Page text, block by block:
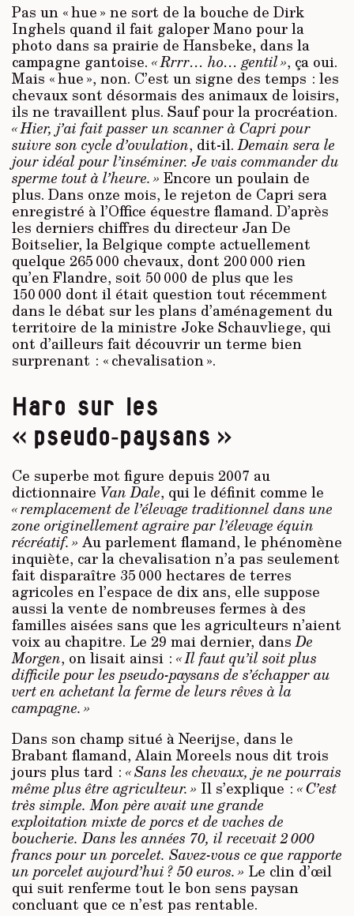
Pas un « hue » ne sort de la bouche de Dirk
Inghels quand il fait galoper Mano pour la
photo dans sa prairie de Hansbeke, dans la
campagne gantoise. « Rrrr… ho… gentil », ça oui.
Mais « hue », non. C’est un signe des temps : les
chevaux sont désormais des animaux de loisirs,
ils ne travaillent plus. Sauf pour la procréation.
« Hier, j’ai fait passer un scanner à Capri pour
suivre son cycle d’ovulation, dit-il.Demain sera le
jour idéal pour l’inséminer. Je vais commander du
sperme tout à l’heure. » Encore un poulain de
plus. Dans onze mois, le rejeton de Capri sera
enregistré à l’Office équestre flamand. D’après
les derniers chiffres du directeur Jan De
Boitselier, la Belgique compte actuellement
quelque 265 000 chevaux, dont 200 000 rien
qu’en Flandre, soit 50 000 de plus que les
150 000 dont il était question tout récemment
dans le débat sur les plans d’aménagement du
territoire de la ministre Joke Schauvliege, qui
ont d’ailleurs fait découvrir un terme bien
surprenant : « chevalisation ».
Haro sur les
« pseudo‑paysans »
Ce superbe mot figure depuis 2007 au
dictionnaire Van Dale, qui le définit comme le
« remplacement de l’élevage traditionnel dans une
zone originellement agraire par l’élevage équin
récréatif. » Au parlement flamand, le phénomène
inquiète, car la chevalisation n’a pas seulement
fait disparaître 35 000 hectares de terres
agricoles en l’espace de dix ans, elle suppose
aussi la vente de nombreuses fermes à des
familles aisées sans que les agriculteurs n’aient
voix au chapitre. Le 29 mai dernier, dansDe
Morgen, on lisait ainsi : « Il faut qu’il soit plus
difficile pour les pseudo-paysans de s’échapper au
vert en achetant la ferme de leurs rêves à la
campagne. »
Dans son champ situé à Neerijse, dans le
Brabant flamand, Alain Moreels nous dit trois
jours plus tard : « Sans les chevaux, je ne pourrais
même plus être agriculteur. » Il s’explique : « C’est
très simple. Mon père avait une grande
exploitation mixte de porcs et de vaches de
boucherie. Dans les années 70, il recevait 2 000
francs pour un porcelet. Savez-vous ce que rapporte
un porcelet aujourd’hui ? 50 euros. » Le clin d’œil
qui suit renferme tout le bon sens paysan
concluant que ce n’est pas rentable.